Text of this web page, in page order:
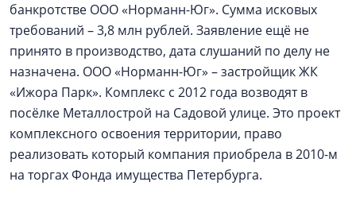
банкротстве ООО «Норманн-Юг». Сумма исковых
требований – 3,8 млн рублей. Заявление ещё не
принято в производство, дата слушаний по делу не
назначена. ООО «Норманн-Юг» – застройщик ЖК
«Ижора Парк». Комплекс с 2012 года возводят в
посёлке Металлострой на Садовой улице. Это проект
комплексного освоения территории, право
реализовать который компания приобрела в 2010-м
на торгах Фонда имущества Петербурга.